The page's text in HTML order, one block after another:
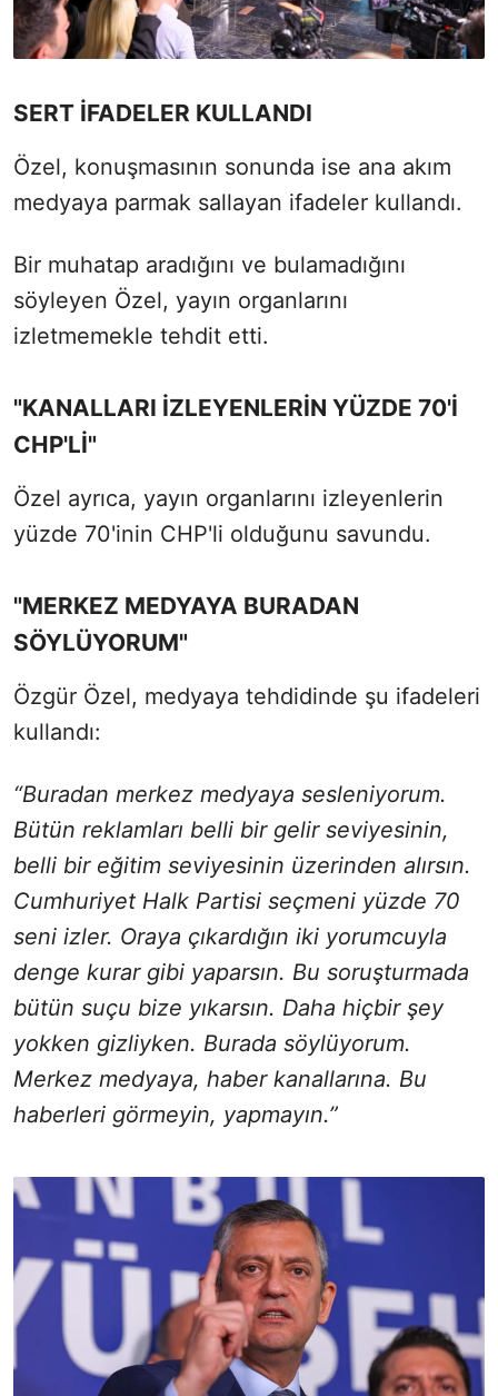
SERT İFADELER KULLANDI
Özel, konuşmasının sonunda ise ana akım
medyaya parmak sallayan ifadeler kullandı.
Bir muhatap aradığını ve bulamadığını
söyleyen Özel, yayın organlarını
izletmemekle tehdit etti.
"KANALLARI İZLEYENLERİN YÜZDE 70'İ
CHP'Lİ"
Özel ayrıca, yayın organlarını izleyenlerin
yüzde 70'inin CHP'li olduğunu savundu.
"MERKEZ MEDYAYA BURADAN
SÖYLÜYORUM"
Özgür Özel, medyaya tehdidinde şu ifadeleri
kullandı:
“Buradan merkez medyaya sesleniyorum.
Bütün reklamları belli bir gelir seviyesinin,
belli bir eğitim seviyesinin üzerinden alırsın.
Cumhuriyet Halk Partisi seçmeni yüzde 70
seni izler. Oraya çıkardığın iki yorumcuyla
denge kurar gibi yaparsın. Bu soruşturmada
bütün suçu bize yıkarsın. Daha hiçbir şey
yokken gizliyken. Burada söylüyorum.
Merkez medyaya, haber kanallarına. Bu
haberleri görmeyin, yapmayın.”